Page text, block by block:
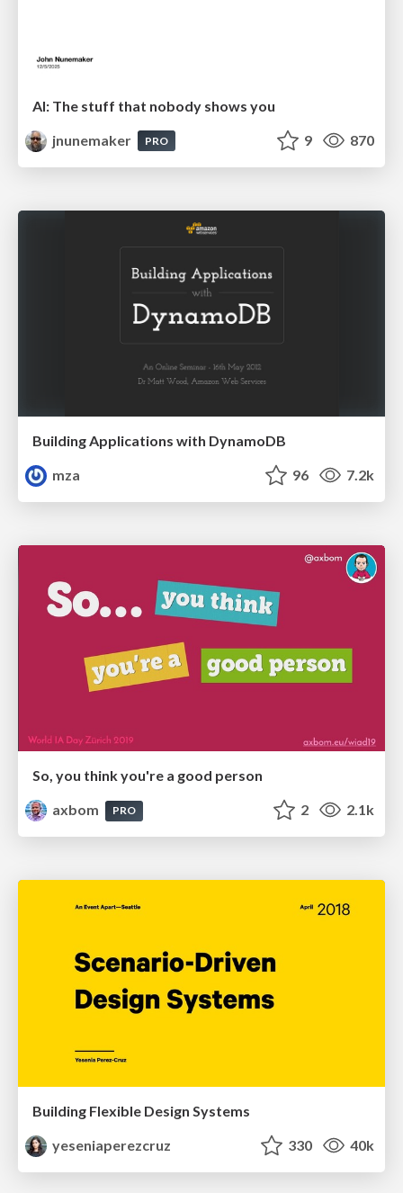
AI: The stuff that nobody shows you
jnunemaker
PRO 9 870
Building Applications with DynamoDB
mza
96 7.2k
So, you think you're a good person
axbom
PRO 2 2.1k
Building Flexible Design Systems
yeseniaperezcruz
330 40k